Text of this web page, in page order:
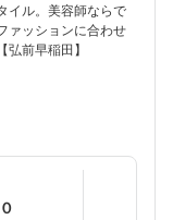
イル。美容師ならで
ァッションに合わせ
弘前早稲田】